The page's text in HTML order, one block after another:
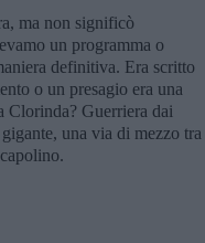
ma non significò
un programma o
definitiva. Era scritto
o un presagio era una
Clorinda? Guerriera dai
una via di mezzo tra